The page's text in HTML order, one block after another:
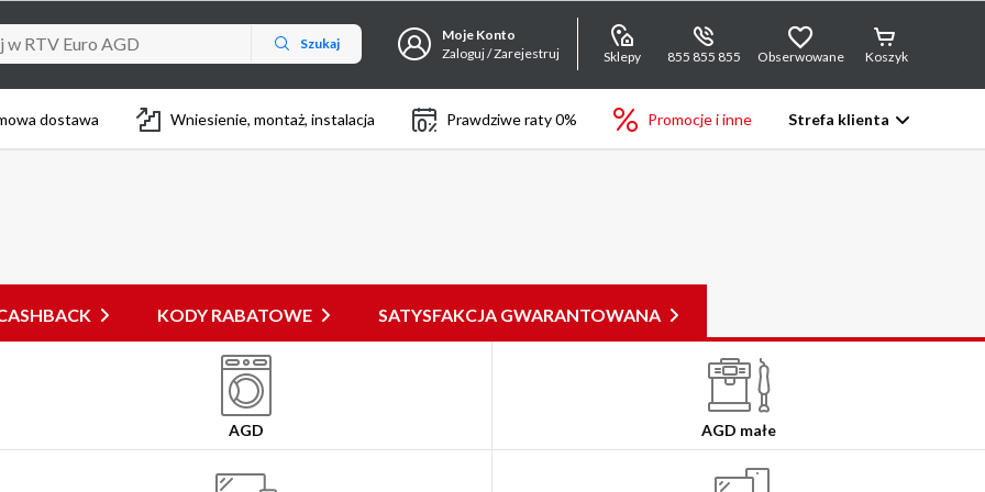
Szukaj
Moje Konto
Zaloguj / Zarejestruj
Sklepy 855 855 855 Obserwowane Koszyk
dostawa Wniesienie, montaż, instalacja Prawdziwe raty 0% Promocje i inne Strefa klienta
KODY RABATOWE SATYSFAKCJA GWARANTOWANA
AGD AGD małe